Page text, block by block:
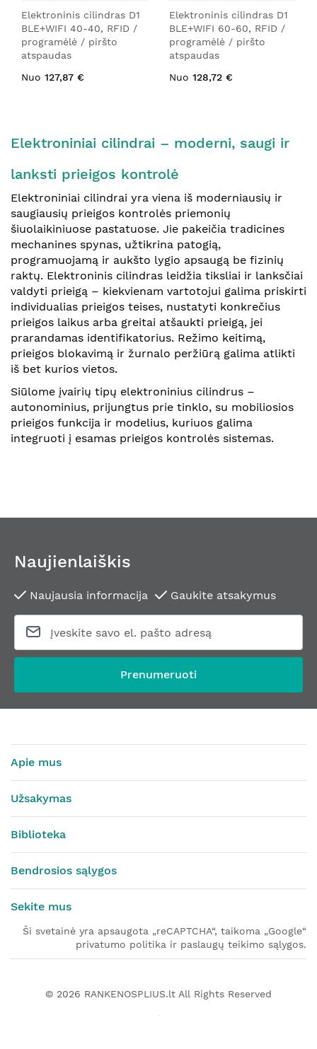
Elektroninis cilindras D1
BLE+WIFI 40-40, RFID /
programėlė / piršto
atspaudas
Nuo 127,87 €
Elektroninis cilindras D1
BLE+WIFI 60-60, RFID /
programėlė / piršto
atspaudas
Nuo 128,72 €
Elektroniniai cilindrai – moderni, saugi ir
lanksti prieigos kontrolė
Elektroniniai cilindrai yra viena iš moderniausių ir
saugiausių prieigos kontrolės priemonių
šiuolaikiniuose pastatuose. Jie pakeičia tradicines
mechanines spynas, užtikrina patogią,
programuojamą ir aukšto lygio apsaugą be fizinių
raktų. Elektroninis cilindras leidžia tiksliai ir lanksčiai
valdyti prieigą – kiekvienam vartotojui galima priskirti
individualias prieigos teises, nustatyti konkrečius
prieigos laikus arba greitai atšaukti prieigą, jei
prarandamas identifikatorius. Režimo keitimą,
prieigos blokavimą ir žurnalo peržiūrą galima atlikti
iš bet kurios vietos.
Siūlome įvairių tipų elektroninius cilindrus –
autonominius, prijungtus prie tinklo, su mobiliosios
prieigos funkcija ir modelius, kuriuos galima
integruoti į esamas prieigos kontrolės sistemas.
Naujienlaiškis
Naujausia informacija Gaukite atsakymus
Prenumeruoti
Apie mus
Užsakymas
Biblioteka
Bendrosios sąlygos
Sekite mus
Ši svetainė yra apsaugota „reCAPTCHA“, taikoma „Google“
privatumo politika ir paslaugų teikimo sąlygos.
© 2026 RANKENOSPLIUS.lt All Rights Reserved